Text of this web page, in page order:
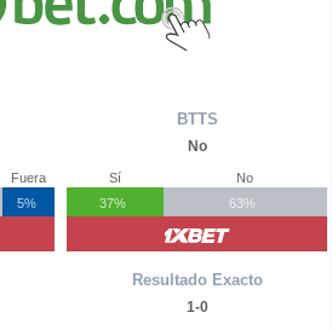
Fuera
5%
BTTS
No
Sí
37%
No
63%
Resultado Exacto
1-0